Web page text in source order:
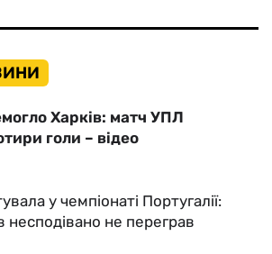
Харків: матч УПЛ
голи – відео
у чемпіонаті Португалії:
несподівано не переграв